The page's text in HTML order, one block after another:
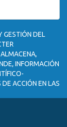
GESTIÓN DEL
INFORMACIÓN
ACCIÓN EN LAS